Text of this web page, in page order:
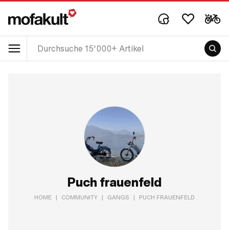
Puch frauenfeld
HOME | COMMUNITY | GANGS | PUCH FRAUENFELD